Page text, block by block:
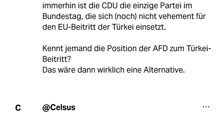
immerhin ist die CDU die einzige Partei im
Bundestag, die sich (noch) nicht vehement für
den EU-Beitritt der Türkei einsetzt.
Kennt jemand die Position der AFD zum Türkei-
Beitritt?
Das wäre dann wirklich eine Alternative.
C @Celsus